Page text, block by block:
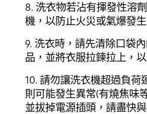
8. 洗衣物若沾有揮發性溶
機，以防止火災或氣爆發生
9. 洗衣時，請先清除口袋
品，並將衣服拉鍊拉上，
10. 請勿讓洗衣機超過負荷
則可能發生異常(有燒焦味
並拔掉電源插頭，請盡快